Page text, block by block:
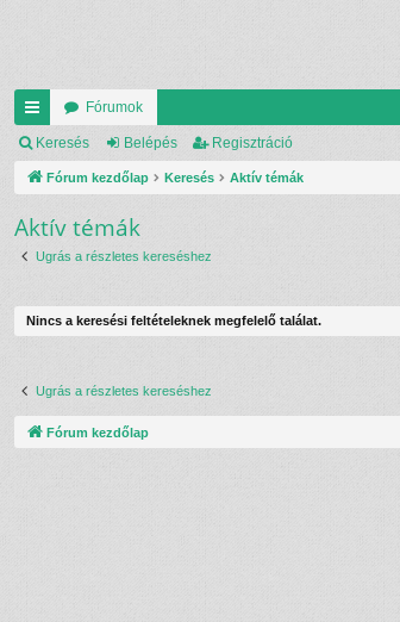
yo
rs
lin
ke
Fórumok
Keresés Belépés Regisztráció
Fórum kezdőlap Keresés Aktív témák
Aktív témák
Ugrás a részletes kereséshez
Nincs a keresési feltételeknek megfelelő találat.
Ugrás a részletes kereséshez
Fórum kezdőlap